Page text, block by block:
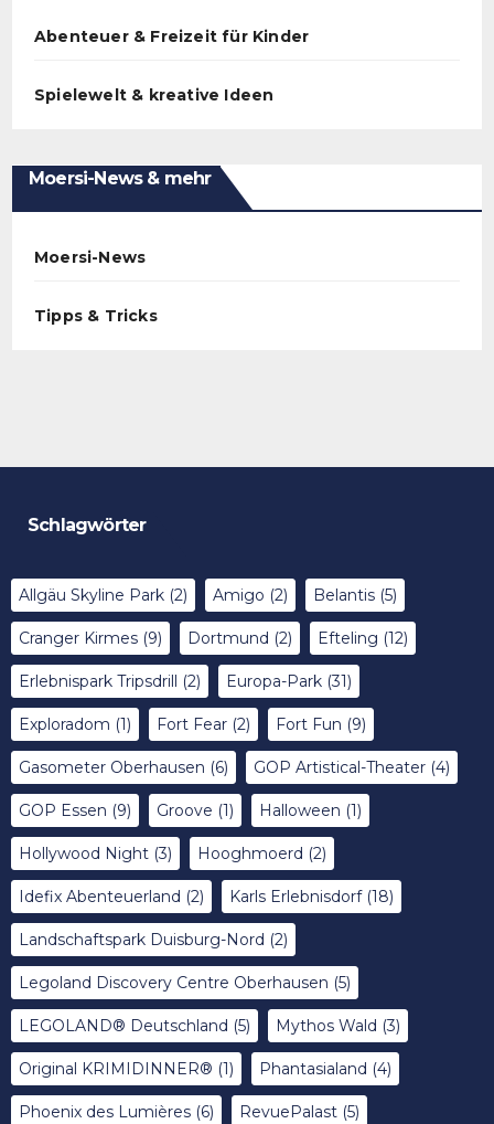
Abenteuer & Freizeit für Kinder
Spielewelt & kreative Ideen
Moersi-News & mehr
Moersi-News
Tipps & Tricks
Schlagwörter
Allgäu Skyline Park (2) Amigo (2) Belantis (5)
Cranger Kirmes (9) Dortmund (2) Efteling (12)
Erlebnispark Tripsdrill (2) Europa-Park (31)
Exploradom (1) Fort Fear (2) Fort Fun (9)
Gasometer Oberhausen (6) GOP Artistical-Theater (4)
GOP Essen (9) Groove (1) Halloween (1)
Hollywood Night (3) Hooghmoerd (2)
Idefix Abenteuerland (2) Karls Erlebnisdorf(18)
Landschaftspark Duisburg-Nord (2)
Legoland Discovery Centre Oberhausen (5)
LEGOLAND® Deutschland (5) Mythos Wald (3)
Original KRIMIDINNER® (1) Phantasialand (4)
Phoenix des Lumières (6) RevuePalast (5)